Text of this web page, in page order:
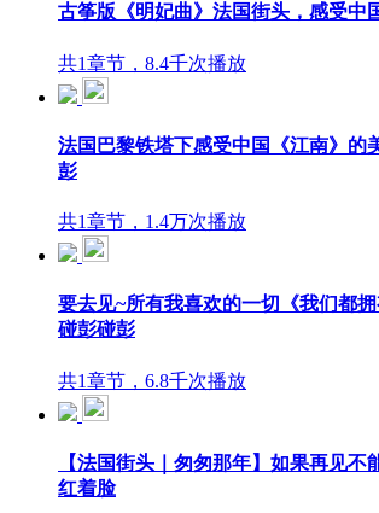
古筝版《明妃曲》法国街头，感受中
共1章节，8.4千次播放
法国巴黎铁塔下感受中国《江南》的
彭
共1章节，1.4万次播放
要去见~所有我喜欢的一切《我们都
碰彭碰彭
共1章节，6.8千次播放
【法国街头｜匆匆那年】如果再见不
红着脸